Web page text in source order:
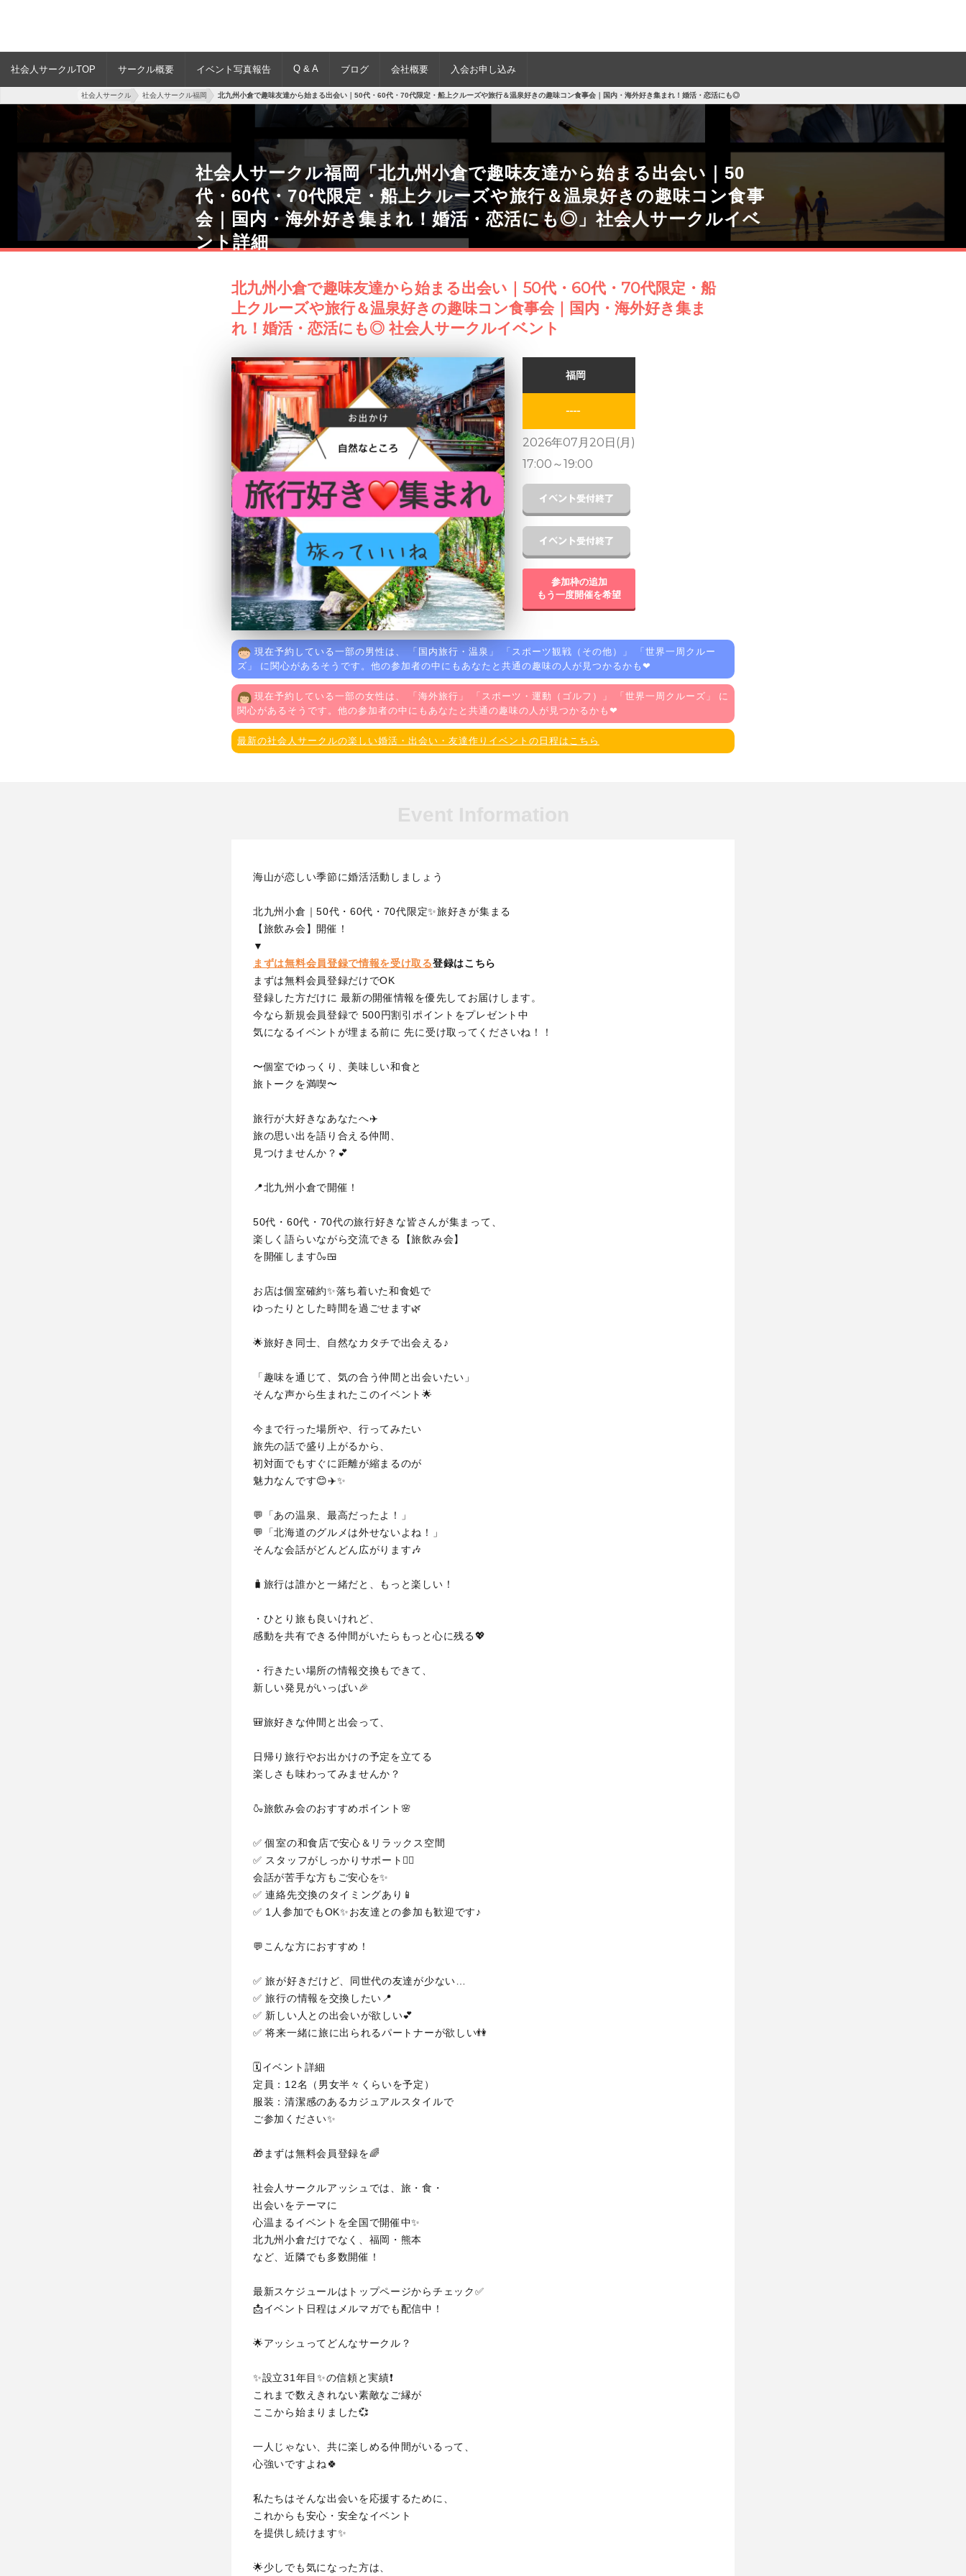
社会人サークルTOP サークル概要 イベント写真報告 Q & A ブログ 会社概要 入会お申し込み
社会人サークル 社会人サークル福岡 北九州小倉で趣味友達から始まる出会い｜50代・60代・70代限定・船上クルーズや旅行＆温泉好きの趣味コン食事会｜国内・海外好き集まれ！婚活・恋活にも◎
社会人サークル福岡「北九州小倉で趣味友達から始まる出会い｜50
代・60代・70代限定・船上クルーズや旅行＆温泉好きの趣味コン食事
会｜国内・海外好き集まれ！婚活・恋活にも◎」社会人サークルイベ
ント詳細
北九州小倉で趣味友達から始まる出会い｜50代・60代・70代限定・船
上クルーズや旅行＆温泉好きの趣味コン食事会｜国内・海外好き集ま
れ！婚活・恋活にも◎ 社会人サークルイベント
福岡
----
2026年07月20日(月)
17:00 ～19:00
参加枠の追加
もう一度開催を希望
現在予約している一部の男性は、 「国内旅行・温泉 」 「スポーツ観戦（その他） 」 「世界一周クルー
ズ 」 に関心があるそうです。他の参加者の中にもあなたと共通の趣味の人が見つかるかも❤
現在予約している一部の女性は、 「海外旅行 」 「スポーツ・運動（ゴルフ） 」 「世界一周クルーズ 」 に
関心があるそうです。他の参加者の中にもあなたと共通の趣味の人が見つかるかも❤
最新の社会人サークルの楽しい婚活・出会い・友達作りイベントの日程はこちら
海山が恋しい季節に婚活活動しましょう
北九州小倉｜50代・60代・70代限定✨旅好きが集まる
【旅飲み会】開催！
▼
まずは無料会員登録で情報を受け取る登録はこちら
まずは無料会員登録だけでOK
登録した方だけに 最新の開催情報を優先してお届けします。
今なら新規会員登録で 500円割引ポイントをプレゼント中
気になるイベントが埋まる前に 先に受け取ってくださいね！！
〜個室でゆっくり、美味しい和食と
旅トークを満喫〜
旅行が大好きなあなたへ✈️
旅の思い出を語り合える仲間、
見つけませんか？💕
📍北九州小倉で開催！
50代・60代・70代の旅行好きな皆さんが集まって、
楽しく語らいながら交流できる【旅飲み会】
を開催します🍶🍱
お店は個室確約✨落ち着いた和食処で
ゆったりとした時間を過ごせます🌿
🌟旅好き同士、自然なカタチで出会える♪
「趣味を通じて、気の合う仲間と出会いたい」
そんな声から生まれたこのイベント🌟
今まで行った場所や、行ってみたい
旅先の話で盛り上がるから、
初対面でもすぐに距離が縮まるのが
魅力なんです😊✈️✨
💬「あの温泉、最高だったよ！」
💬「北海道のグルメは外せないよね！」
そんな会話がどんどん広がります🎶
🧳旅行は誰かと一緒だと、もっと楽しい！
・ひとり旅も良いけれど、
感動を共有できる仲間がいたらもっと心に残る💖
・行きたい場所の情報交換もできて、
新しい発見がいっぱい🎉
🎒旅好きな仲間と出会って、
日帰り旅行やお出かけの予定を立てる
楽しさも味わってみませんか？
🍶旅飲み会のおすすめポイント🌸
✅ 個室の和食店で安心＆リラックス空間
✅ スタッフがしっかりサポート💁‍♀️
会話が苦手な方もご安心を✨
✅ 連絡先交換のタイミングあり📱
✅ 1人参加でもOK✨お友達との参加も歓迎です♪
💬こんな方におすすめ！
✅ 旅が好きだけど、同世代の友達が少ない…
✅ 旅行の情報を交換したい📍
✅ 新しい人との出会いが欲しい💕
✅ 将来一緒に旅に出られるパートナーが欲しい👫
🗓イベント詳細
定員：12名（男女半々くらいを予定）
服装：清潔感のあるカジュアルスタイルで
ご参加ください✨
🎁まずは無料会員登録を🌈
社会人サークルアッシュでは、旅・食・
出会いをテーマに
心温まるイベントを全国で開催中✨
北九州小倉だけでなく、福岡・熊本
など、近隣でも多数開催！
最新スケジュールはトップページからチェック✅
📩イベント日程はメルマガでも配信中！
🌟アッシュってどんなサークル？
✨設立31年目✨の信頼と実績❗
これまで数えきれない素敵なご縁が
ここから始まりました💞
一人じゃない、共に楽しめる仲間がいるって、
心強いですよね🍀
私たちはそんな出会いを応援するために、
これからも安心・安全なイベント
を提供し続けます✨
🌟少しでも気になった方は、